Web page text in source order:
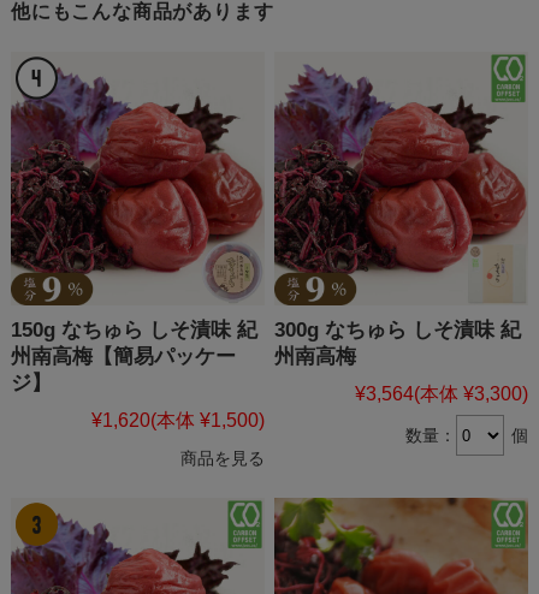
他にもこんな商品があります
150g なちゅら しそ漬味 紀
州南高梅【簡易パッケー
ジ】
¥1,620(本体 ¥1,500)
商品を見る
300g なちゅら しそ漬味 紀
州南高梅
¥3,564(本体 ¥3,300)
数量： 個